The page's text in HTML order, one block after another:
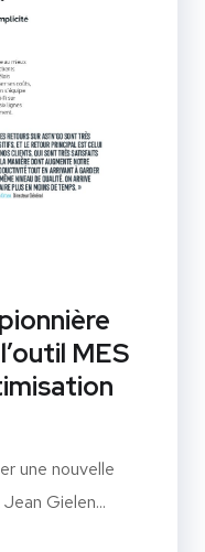
MES
une nouvelle
Gielen...